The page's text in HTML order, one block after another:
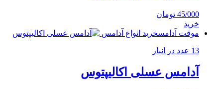
45/000 تومان
خرید
موقت آدامسخرید انواع آدامس
13 عدد در انبار
آدامس عسلی اکالیپتوس